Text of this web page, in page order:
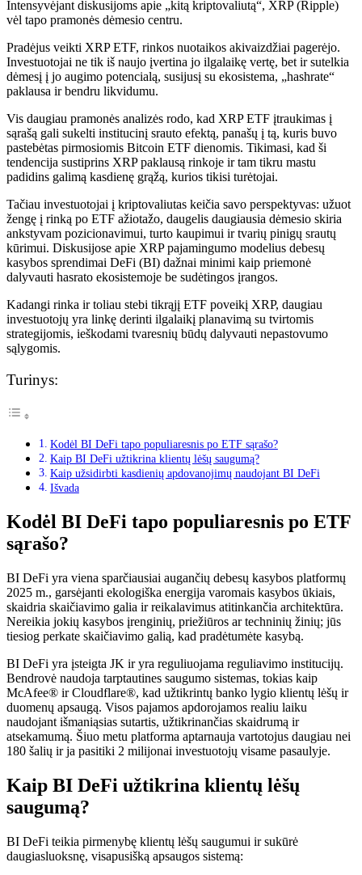
Intensyvėjant diskusijoms apie „kitą kriptovaliutą“, XRP (Ripple)
vėl tapo pramonės dėmesio centru.
Pradėjus veikti XRP ETF, rinkos nuotaikos akivaizdžiai pagerėjo.
Investuotojai ne tik iš naujo įvertina jo ilgalaikę vertę, bet ir sutelkia
dėmesį į jo augimo potencialą, susijusį su ekosistema, „hashrate“
paklausa ir bendru likvidumu.
Vis daugiau pramonės analizės rodo, kad XRP ETF įtraukimas į
sąrašą gali sukelti institucinį srauto efektą, panašų į tą, kuris buvo
pastebėtas pirmosiomis Bitcoin ETF dienomis. Tikimasi, kad ši
tendencija sustiprins XRP paklausą rinkoje ir tam tikru mastu
padidins galimą kasdienę grąžą, kurios tikisi turėtojai.
Tačiau investuotojai į kriptovaliutas keičia savo perspektyvas: užuot
žengę į rinką po ETF ažiotažo, daugelis daugiausia dėmesio skiria
ankstyvam pozicionavimui, turto kaupimui ir tvarių pinigų srautų
kūrimui. Diskusijose apie XRP pajamingumo modelius debesų
kasybos sprendimai DeFi (BI) dažnai minimi kaip priemonė
dalyvauti hasrato ekosistemoje be sudėtingos įrangos.
Kadangi rinka ir toliau stebi tikrąjį ETF poveikį XRP, daugiau
investuotojų yra linkę derinti ilgalaikį planavimą su tvirtomis
strategijomis, ieškodami tvaresnių būdų dalyvauti nepastovumo
sąlygomis.
Turinys:
Kodėl BI DeFi tapo populiaresnis po ETF sąrašo?
Kaip BI DeFi užtikrina klientų lėšų saugumą?
Kaip užsidirbti kasdienių apdovanojimų naudojant BI DeFi
Išvada
Kodėl BI DeFi tapo populiaresnis po ETF
sąrašo?
BI DeFi yra viena sparčiausiai augančių debesų kasybos platformų
2025 m., garsėjanti ekologiška energija varomais kasybos ūkiais,
skaidria skaičiavimo galia ir reikalavimus atitinkančia architektūra.
Nereikia jokių kasybos įrenginių, priežiūros ar techninių žinių; jūs
tiesiog perkate skaičiavimo galią, kad pradėtumėte kasybą.
BI DeFi yra įsteigta JK ir yra reguliuojama reguliavimo institucijų.
Bendrovė naudoja tarptautines saugumo sistemas, tokias kaip
McAfee® ir Cloudflare®, kad užtikrintų banko lygio klientų lėšų ir
duomenų apsaugą. Visos pajamos apdorojamos realiu laiku
naudojant išmaniąsias sutartis, užtikrinančias skaidrumą ir
atsekamumą. Šiuo metu platforma aptarnauja vartotojus daugiau nei
180 šalių ir ja pasitiki 2 milijonai investuotojų visame pasaulyje.
Kaip BI DeFi užtikrina klientų lėšų
saugumą?
BI DeFi teikia pirmenybę klientų lėšų saugumui ir sukūrė
daugiasluoksnę, visapusišką apsaugos sistemą: